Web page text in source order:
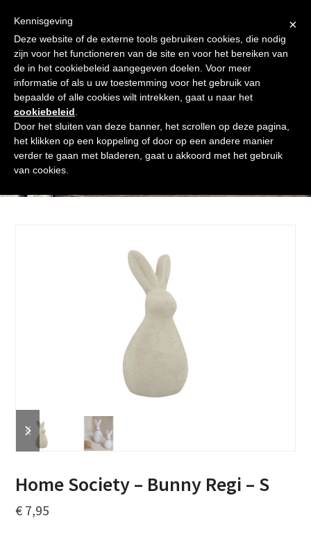
content
Afrekenen
Winkelmand Shop
Open
mobile
menu
Close
mobile
menu
Shop
previous
slide
next
slide
Home Society – Bunny Regi – S
€ 7,95
×
Kennisgeving
Deze website of de externe tools gebruiken cookies, die nodig
zijn voor het functioneren van de site en voor het bereiken van
de in het cookiebeleid aangegeven doelen. Voor meer
informatie of als u uw toestemming voor het gebruik van
bepaalde of alle cookies wilt intrekken, gaat u naar het
cookiebeleid
Door het sluiten van deze banner, het scrollen op deze pagina,
het klikken op een koppeling of door op een andere manier
verder te gaan met bladeren, gaat u akkoord met het gebruik
van cookies.